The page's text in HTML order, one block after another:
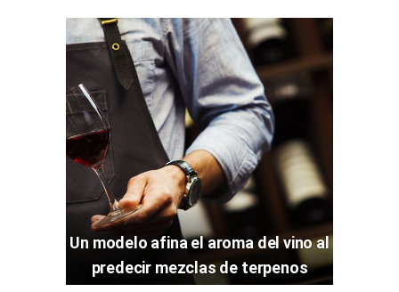
Un modelo afina el aroma del vino al
predecir mezclas de terpenos